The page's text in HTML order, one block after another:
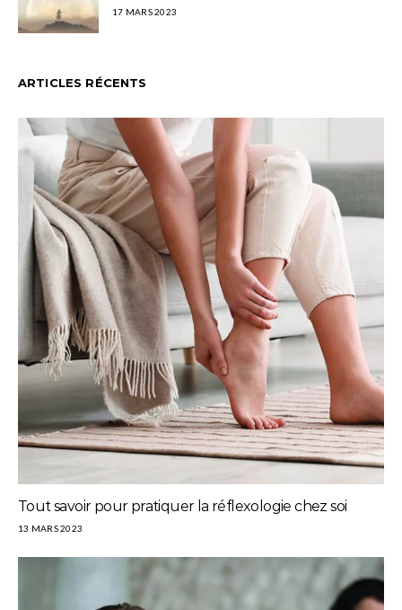
17 MARS 2023
ARTICLES RÉCENTS
Tout savoir pour pratiquer la réflexologie chez soi
13 MARS 2023